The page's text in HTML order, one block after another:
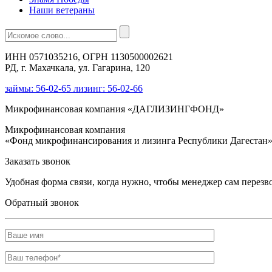
Наши ветераны
ИНН 0571035216, ОГРН 1130500002621
РД, г. Махачкала, ул. Гагарина, 120
займы: 56-02-65 лизинг: 56-02-66
Микрофинансовая компания «ДАГЛИЗИНГФОНД»
Микрофинансовая компания
«Фонд микрофинансирования и лизинга Республики Дагестан»
Заказать звонок
Удобная форма связи, когда нужно, чтобы менеджер сам
Обратный звонок